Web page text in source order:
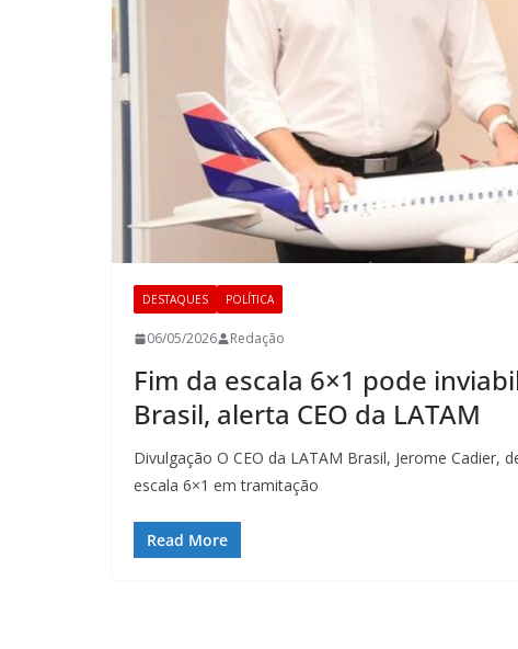
DESTAQUES POLÍTICA
06/05/2026 Redação
Fim da escala 6×1 pode
Brasil, alerta CEO da LATAM
Divulgação O CEO da LATAM Brasil, Jerome
escala 6×1 em tramitação
Read More